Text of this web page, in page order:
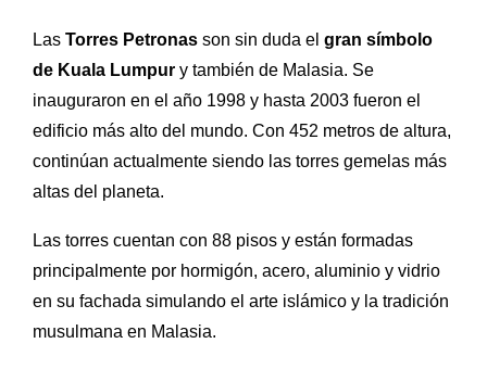
Las Torres Petronas son sin duda el gran símbolo
de Kuala Lumpur y también de Malasia. Se
inauguraron en el año 1998 y hasta 2003 fueron el
edificio más alto del mundo. Con 452 metros de altura,
continúan actualmente siendo las torres gemelas más
altas del planeta.
Las torres cuentan con 88 pisos y están formadas
principalmente por hormigón, acero, aluminio y vidrio
en su fachada simulando el arte islámico y la tradición
musulmana en Malasia.